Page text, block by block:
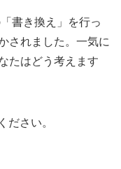
書き換え」を行っ
されました。一気に
たはどう考えます
さい。